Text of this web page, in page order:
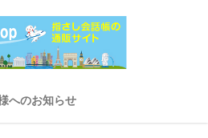
へのお知らせ